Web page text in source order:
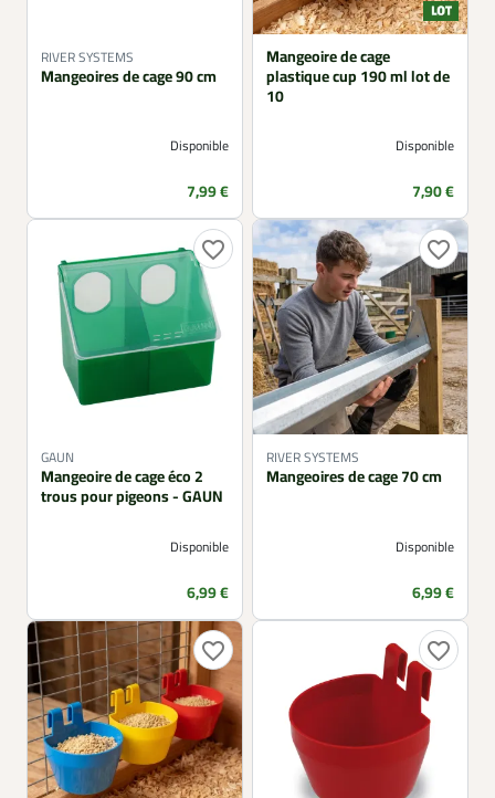
RIVER SYSTEMS
Mangeoires de cage 90 cm
Disponible
Prix
7,99 €
Mangeoire de cage
plastique cup 190 ml lot de
10
Disponible
Prix
7,90 €
favorite_border
GAUN
Mangeoire de cage éco 2
trous pour pigeons - GAUN
Disponible
Prix
6,99 €
favorite_border
RIVER SYSTEMS
Mangeoires de cage 70 cm
Disponible
Prix
6,99 €
favorite_border favorite_border